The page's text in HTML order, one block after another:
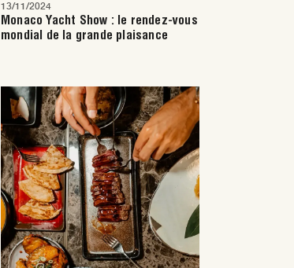
13/11/2024
Monaco Yacht Show : le rendez-vous
mondial de la grande plaisance